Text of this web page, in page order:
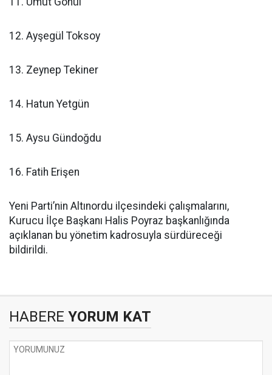
12. Ayşegül Toksoy
13. Zeynep Tekiner
14. Hatun Yetgün
15. Aysu Gündoğdu
16. Fatih Erişen
Yeni Parti’nin Altınordu ilçesindeki çalışmalarını,
Kurucu İlçe Başkanı Halis Poyraz başkanlığında
açıklanan bu yönetim kadrosuyla sürdüreceği
bildirildi.
HABERE YORUM KAT